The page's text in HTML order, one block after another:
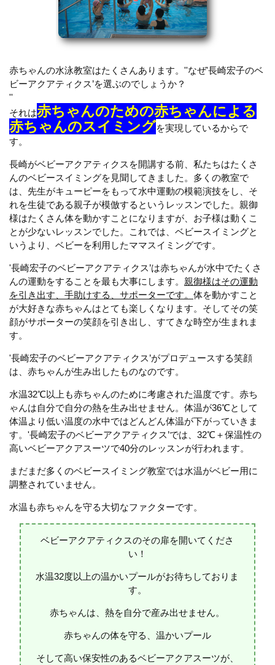
赤ちゃんの水泳教室はたくさんあります。''なぜ'長崎宏子のベ
ビーアクアティクス’を選ぶのでしょうか？
''
それは赤ちゃんのための赤ちゃんによる
赤ちゃんのスイミングを実現しているからで
す。
長崎がベビーアクアティクスを開講する前、私たちはたくさ
んのベビースイミングを見聞してきました。多くの教室で
は、先生がキューピーをもって水中運動の模範演技をし、そ
れを生徒である親子が模倣するというレッスンでした。親御
様はたくさん体を動かすことになりますが、お子様は動くこ
とが少ないレッスンでした。これでは、ベビースイミングと
いうより、ベビーを利用したママスイミングです。
'長崎宏子のベビーアクアティクス’は赤ちゃんが水中でたくさ
んの運動をすることを最も大事にします。 親御様はその運動
を引き出す、手助けする、サポーターです。 体を動かすこと
が大好きな赤ちゃんはとても楽しくなります。そしてその笑
顔がサポーターの笑顔を引き出し、すてきな時空が生まれま
す。
'長崎宏子のベビーアクアティクス’がプロデュースする笑顔
は、赤ちゃんが生み出したものなのです。
水温32℃以上も赤ちゃんのために考慮された温度です。赤ち
ゃんは自分で自分の熱を生み出せません。体温が36℃として
体温より低い温度の水中ではどんどん体温が下がっていきま
す。'長崎宏子のベビーアクアティクス’では、32℃＋保温性の
高いベビーアクアスーツで40分のレッスンが行われます。
まだまだ多くのベビースイミング教室では水温がベビー用に
調整されていません。
水温も赤ちゃんを守る大切なファクターです。
ベビーアクアティクスのその扉を開いてくださ
い！
水温32度以上の温かいプールがお待ちしておりま
す。
赤ちゃんは、熱を自分で産み出せません。
赤ちゃんの体を守る、温かいプール
そして高い保安性のあるベビーアクアスーツが、